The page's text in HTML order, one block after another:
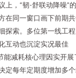
上，“韧-舒联动降噪”
在同一窗口画下前期
探索。多位第一线工
互动也沉淀实况最佳
能减耗核心理因实开展
定每年定期度增加多